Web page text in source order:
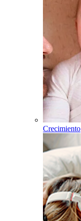
Crecimiento